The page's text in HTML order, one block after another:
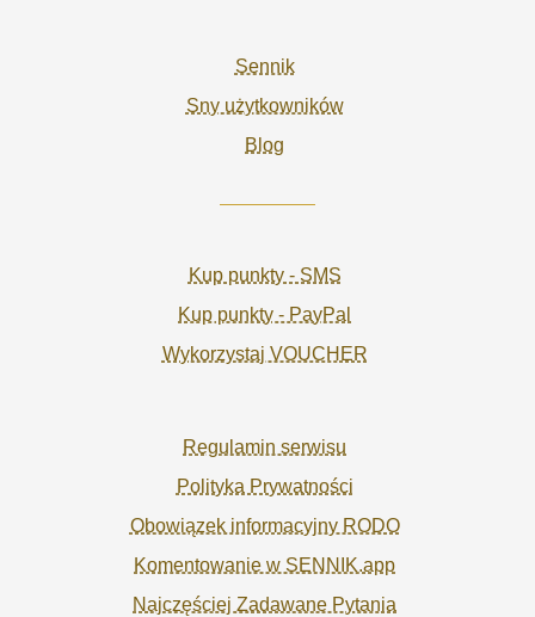
Sennik
Sny użytkowników
Blog
Kup punkty - SMS
Kup punkty - PayPal
Wykorzystaj VOUCHER
Regulamin serwisu
Polityka Prywatności
Obowiązek informacyjny RODO
Komentowanie w SENNIK.app
Najczęściej Zadawane Pytania